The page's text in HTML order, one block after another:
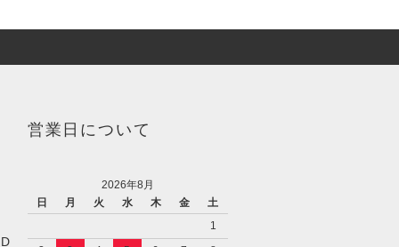
営業日について
2026年8月
日
月 火 水 木 金
土
1